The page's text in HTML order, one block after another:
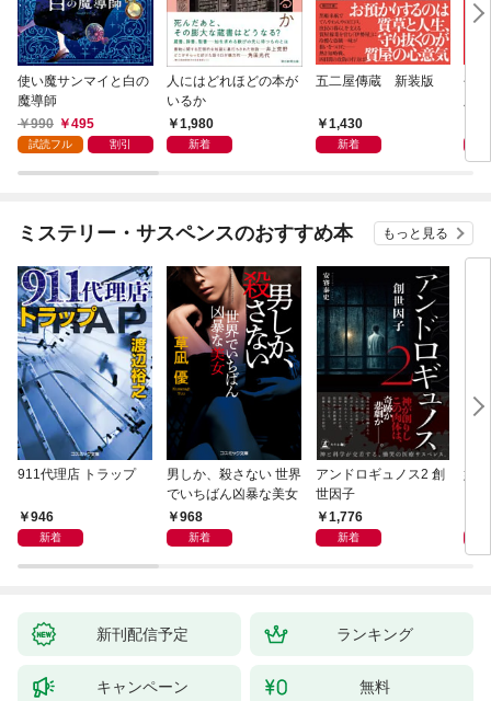
使い魔サンマイと白の
魔導師
990
495
試読フル 割引
人にはどれほどの本が
いるか
1,980
新着
五二屋傳蔵 新装版
1,430
新着
平
版
ミステリー・サスペンスのおすすめ本 もっと見る
911代理店 トラップ
946
新着
男しか、殺さない 世界
でいちばん凶暴な美女
968
新着
アンドロギュノス2 創
世因子
1,776
新着
姐
新刊配信予定 ランキング
キャンペーン 無料